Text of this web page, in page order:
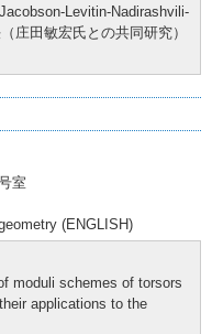
Levitin-Nadirashvili-
庄田敏宏氏との共同研究）
室
(ENGLISH)
moduli schemes of torsors
applications to the